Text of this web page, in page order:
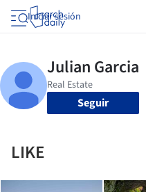
Iniciar sesión
Seguir
LIKE